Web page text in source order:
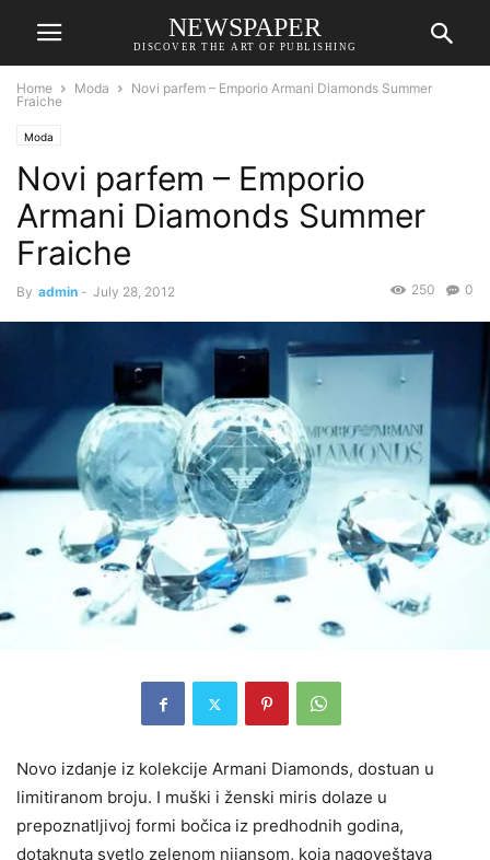
NEWSPAPER
DISCOVER THE ART OF PUBLISHING
Home Moda
Novi parfem – Emporio Armani Diamonds Summer
Fraiche
Moda
Novi parfem – Emporio
Armani Diamonds Summer
Fraiche
By admin - July 28, 2012 0
250
Novo izdanje iz kolekcije Armani Diamonds, dostuan u
limitiranom broju. I muški i ženski miris dolaze u
prepoznatljivoj formi bočica iz predhodnih godina,
dotaknuta svetlo zelenom nijansom, koja nagoveštava